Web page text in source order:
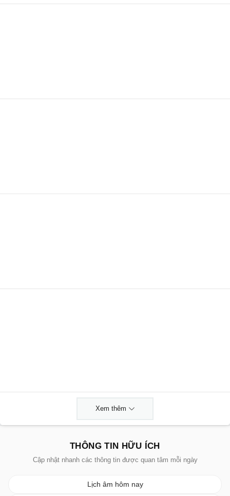
Xem thêm
THÔNG TIN HỮU ÍCH
Cập nhật nhanh các thông tin được quan tâm mỗi ngày
Lịch âm hôm nay